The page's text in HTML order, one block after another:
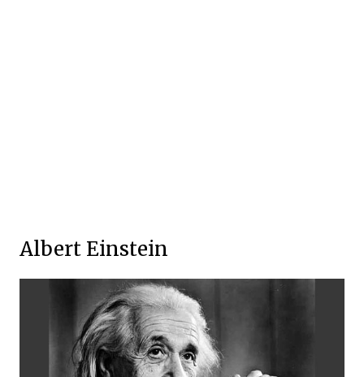
Albert Einstein